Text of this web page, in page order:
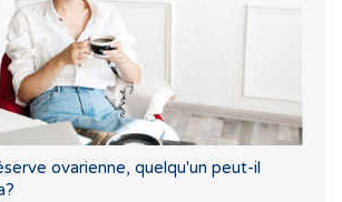
ovarienne, quelqu'un peut-il